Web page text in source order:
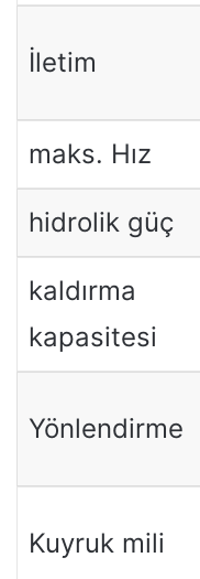
İletim
maks. Hız
hidrolik güç
kaldırma
kapasitesi
Yönlendirme
Kuyruk mili